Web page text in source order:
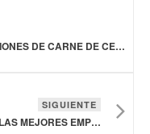
MÉXICO IMPULSA LAS EXPORTACIONES DE CARNE DE CERDO DE ESTADOS UNIDOS
SIGUIENTE
MARS ES RECONOCIDA COMO UNA DE LAS MEJORES EMPRESAS PARA TRABAJAR EN ESTADOS UNIDOS